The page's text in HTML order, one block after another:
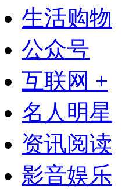
生活购物
公众号
互联网 +
名人明星
资讯阅读
影音娱乐